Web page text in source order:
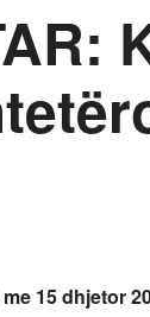
15 dhjetor